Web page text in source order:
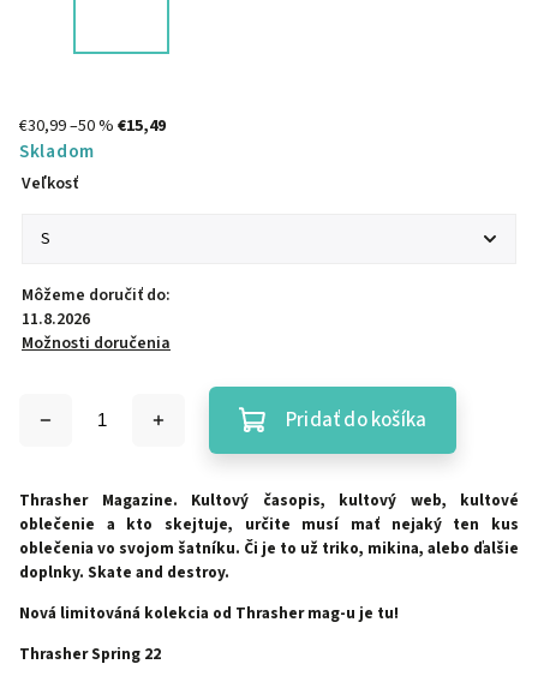
€30,99–50 % €15,49
Skladom
Veľkosť
Môžeme doručiť do:
11.8.2026
Možnosti doručenia
Pridať do košíka
Thrasher Magazine. Kultový časopis, kultový web, kultové
oblečenie a kto skejtuje, určite musí mať nejaký ten kus
oblečenia vo svojom šatníku. Či je to už triko, mikina, alebo ďalšie
doplnky. Skate and destroy.
Nová limitováná kolekcia od Thrasher mag-u je tu!
Thrasher Spring 22